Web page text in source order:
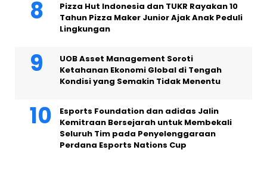
Pizza Hut Indonesia dan TUKR Rayakan 10
Tahun Pizza Maker Junior Ajak Anak Peduli
Lingkungan
UOB Asset Management Soroti
Ketahanan Ekonomi Global di Tengah
Kondisi yang Semakin Tidak Menentu
Esports Foundation dan adidas Jalin
Kemitraan Bersejarah untuk Membekali
Seluruh Tim pada Penyelenggaraan
Perdana Esports Nations Cup